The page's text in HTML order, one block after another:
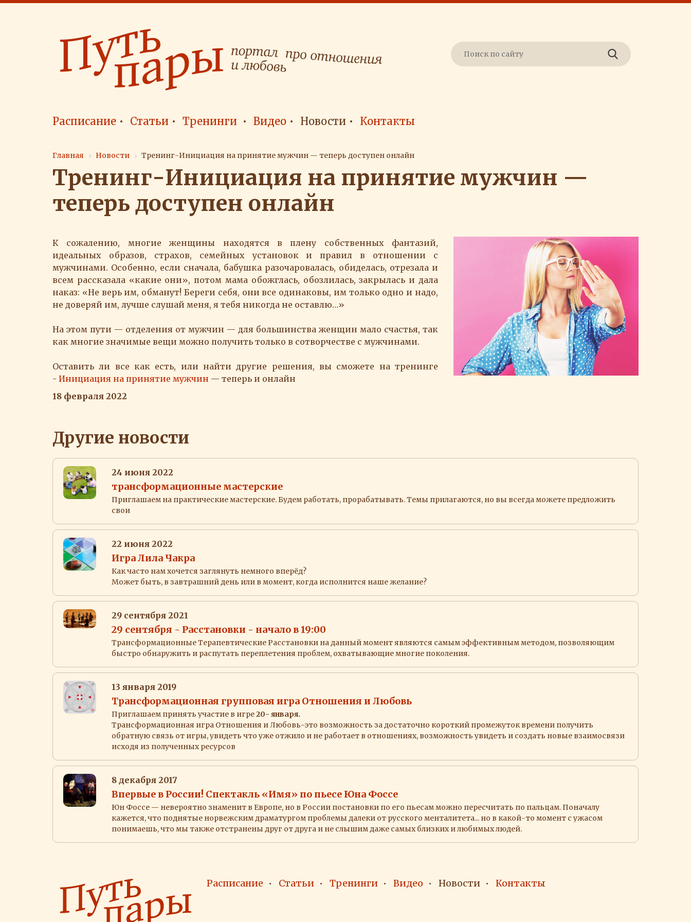
Расписание Статьи Тренинги Видео Новости Контакты
Главная Новости Тренинг-Инициация на принятие мужчин — теперь доступен онлайн
Тренинг-Инициация на принятие мужчин —
теперь доступен онлайн
К сожалению, многие женщины находятся в плену собственных фантазий,
идеальных образов, страхов, семейных установок и правил в отношении с
мужчинами. Особенно, если сначала, бабушка разочаровалась, обиделась, отрезала и
всем рассказала «какие они», потом мама обожглась, обозлилась, закрылась и дала
наказ: «Не верь им, обманут! Береги себя, они все одинаковы, им только одно и надо,
не доверяй им, лучше слушай меня, я тебя никогда не оставлю…»
На этом пути — отделения от мужчин — для большинства женщин мало счастья, так
как многие значимые вещи можно получить только в сотворчестве с мужчинами.
Оставить ли все как есть, или найти другие решения, вы сможете на тренинге
- Инициация на принятие мужчин — теперь и онлайн
18 февраля 2022
Другие новости
24 июня 2022
трансформационные мастерские
Приглашаем на практические мастерские. Будем работать, прорабатывать. Темы прилагаются, но вы всегда можете предложить
свои
22 июня 2022
Игра Лила Чакра
Как часто нам хочется заглянуть немного вперёд?
Может быть, в завтрашний день или в момент, когда исполнится наше желание?
29 сентября 2021
29 сентября - Расстановки - начало в 19:00
Трансформационные Терапевтические Расстановки на данный момент являются самым эффективным методом, позволяющим
быстро обнаружить и распутать переплетения проблем, охватывающие многие поколения.
13 января 2019
Трансформационная групповая игра Отношения и Любовь
Приглашаем принять участие в игре20- января.
Трансформационная игра Отношения и Любовь-это возможность за достаточно короткий промежуток времени получить
обратную связь от игры, увидеть что уже отжило и не работает в отношениях, возможность увидеть и создать новые взаимосвязи
исходя из полученных ресурсов
8 декабря 2017
Впервые в России! Спектакль «Имя» по пьесе Юна Фоссе
Юн Фоссе — невероятно знаменит в Европе, но в России постановки по его пьесам можно пересчитать по пальцам. Поначалу
кажется, что поднятые норвежским драматургом проблемы далеки от русского менталитета... но в какой-то момент с ужасом
понимаешь, что мы также отстранены друг от друга и не слышим даже самых близких и любимых людей.
Расписание Статьи Тренинги Видео Новости Контакты